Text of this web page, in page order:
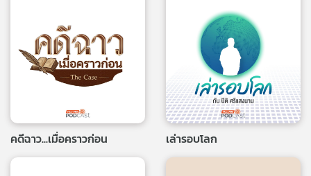
คดีฉาว...เมื่อคราวก่อน เล่ารอบโลก